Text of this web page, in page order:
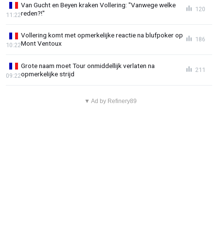
Van Gucht en Beyen kraken Vollering: "Vanwege welke
reden?!"
11:22
120
Vollering komt met opmerkelijke reactie na blufpoker op
Mont Ventoux
10:22
186
Grote naam moet Tour onmiddellijk verlaten na
opmerkelijke strijd
09:22
211
▼ Ad by Refinery89